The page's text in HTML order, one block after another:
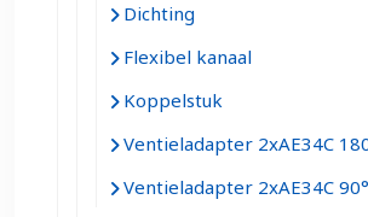
Dichting
Flexibel kanaal
Koppelstuk
Ventieladapter 2xAE34C
Ventieladapter 2xAE34C 90°